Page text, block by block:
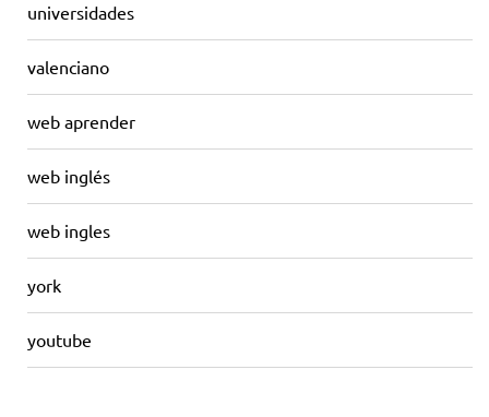
universidades
valenciano
web aprender
web inglés
web ingles
york
youtube